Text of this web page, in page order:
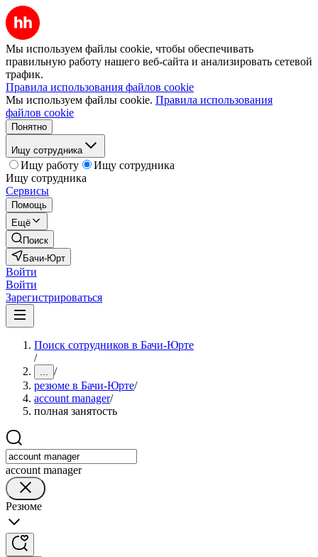
Мы используем файлы cookie, чтобы обеспечивать
правильную работу нашего веб-сайта и анализировать сетевой
трафик.
Правила использования файлов cookie
Мы используем файлы cookie. Правила использования
файлов cookie
Понятно
Ищу сотрудника
Ищу работу
Ищу сотрудника
Ищу сотрудника
Сервисы
Помощь
Ещё
Поиск
Бачи-Юрт
Войти
Войти
Зарегистрироваться
Поиск сотрудников в Бачи-Юрте
/
... /
резюме в Бачи-Юрте/
account manager/
полная занятость
account manager
Резюме